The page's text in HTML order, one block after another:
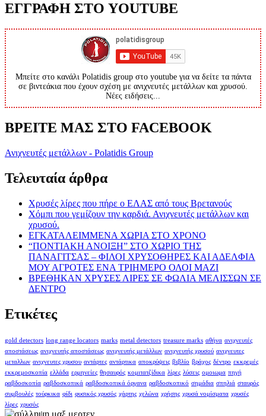
ΕΓΓΡΑΦΗ ΣΤΟ YOUTUBE
Μπείτε στο κανάλι Polatidis group στο youtube για να δείτε τα πάντα
σε βιντεάκια που έχουν σχέση με ανιχνευτές μετάλλων και χρυσού.
Νέες ειδήσεις...
ΒΡΕΙΤΕ ΜΑΣ ΣΤΟ FACEBOOK
Ανιχνευτές μετάλλων - Polatidis Group
Τελευταία άρθρα
Χρυσές λίρες που πήρε ο ΕΛΑΣ από τους Βρετανούς
Χόμπι που γεμίζουν την καρδιά. Ανιχνευτές μετάλλων και
χρυσού.
ΕΓΚΑΤΑΛΕΙΜΜΕΝΑ ΧΩΡΙΑ ΣΤΟ ΧΡΟΝΟ
“ΠΟΝΤΙΑΚΗ ΑΝΟΙΞΗ” ΣΤΟ ΧΩΡΙΟ ΤΗΣ
ΠΑΝΑΓΙΤΣΑΣ – ΦΙΛΟΙ ΧΡΥΣΟΘΗΡΕΣ ΚΑΙ ΑΔΕΛΦΙΑ
ΜΟΥ ΑΓΡΟΤΕΣ ΕΝΑ ΤΡΙΗΜΕΡΟ ΟΛΟΙ ΜΑΖΙ
ΒΡΕΘΗΚΑΝ ΧΡΥΣΕΣ ΛΙΡΕΣ ΣΕ ΦΩΛΙΑ ΜΕΛΙΣΣΩΝ ΣΕ
ΔΕΝΤΡΟ
Ετικέτες
gold detectors long range locators marks metal detectors treasure marks αθήνα ανιχνευτές
αποστάσεως ανιχνευτής αποστάσεως ανιχνευτής μετάλλων ανιχνευτής χρυσού ανιχνευτες
μεταλλων ανιχνευτες χρυσου αντάρτες αντάρτικα αποκρύψεις βιβλίο βράχος δέντρο εκκρεμές
εκκρεμοσκοπία ελλάδα ερμηνείες θησαυρός κομιτατζίδικα λίρες λύσεις ομοιωμα πηγή
ραβδοσκοπία ραβδοσκοπικά ραβδοσκοπικά όργανα ραβδοσκοπικό σημάδια σπηλιά σταυρός
συμβουλές τούρκικα φίδι φυσικός χρυσός χάρτης χελώνα χρήσης χρυσά νομίσματα χρυσές
λίρες χρυσός